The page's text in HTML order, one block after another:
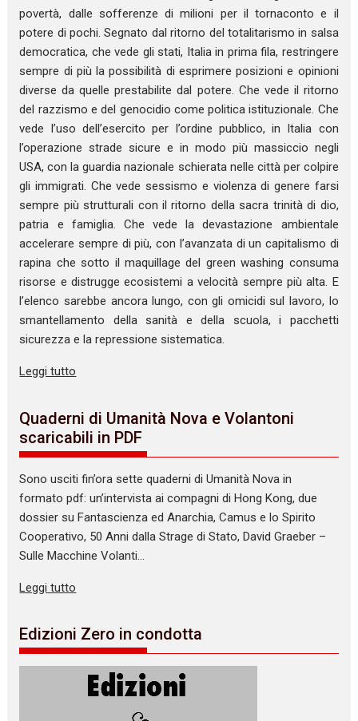
povertà, dalle sofferenze di milioni per il tornaconto e il
potere di pochi. Segnato dal ritorno del totalitarismo in salsa
democratica, che vede gli stati, Italia in prima fila, restringere
sempre di più la possibilità di esprimere posizioni e opinioni
diverse da quelle prestabilite dal potere. Che vede il ritorno
del razzismo e del genocidio come politica istituzionale. Che
vede l’uso dell’esercito per l’ordine pubblico, in Italia con
l’operazione strade sicure e in modo più massiccio negli
USA, con la guardia nazionale schierata nelle città per colpire
gli immigrati. Che vede sessismo e violenza di genere farsi
sempre più strutturali con il ritorno della sacra trinità di dio,
patria e famiglia. Che vede la devastazione ambientale
accelerare sempre di più, con l’avanzata di un capitalismo di
rapina che sotto il maquillage del green washing consuma
risorse e distrugge ecosistemi a velocità sempre più alta. E
l’elenco sarebbe ancora lungo, con gli omicidi sul lavoro, lo
smantellamento della sanità e della scuola, i pacchetti
sicurezza e la repressione sistematica.
Leggi tutto
Quaderni di Umanità Nova e Volantoni
scaricabili in PDF
Sono usciti fin’ora sette quaderni di Umanità Nova in
formato pdf: un’intervista ai compagni di Hong Kong, due
dossier su Fantascienza ed Anarchia, Camus e lo Spirito
Cooperativo, 50 Anni dalla Strage di Stato, David Graeber –
Sulle Macchine Volanti…
Leggi tutto
Edizioni Zero in condotta